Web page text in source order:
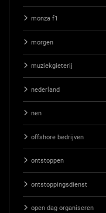
monza f1
morgen
muziekgieterij
nederland
nen
offshore bedrijven
ontstoppen
ontstoppingsdienst
open dag organiseren